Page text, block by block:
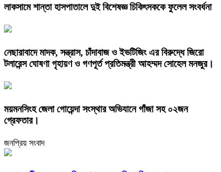
লাকসামে শান্তা হাসপাতালে দুই বিশেষজ্ঞ চিকিৎসককে ফুলেল সংবর্ধনা
নেছারাবাদে মাদক, সন্ত্রাস, চাঁদাবাজ ও ইভটিজিং এর বিরুদ্ধে জিরো
টলারেন্স ঘোষণা গৃহায়ণ ও গণপূর্ত প্রতিমন্ত্রী আহম্মদ সোহেল মনজুর।
ময়মনসিংহ জেলা গোয়েন্দা সংস্থার অভিযানে গাঁজা সহ ০২জন
গ্রেফতার।
জনপ্রিয় সংবাদ